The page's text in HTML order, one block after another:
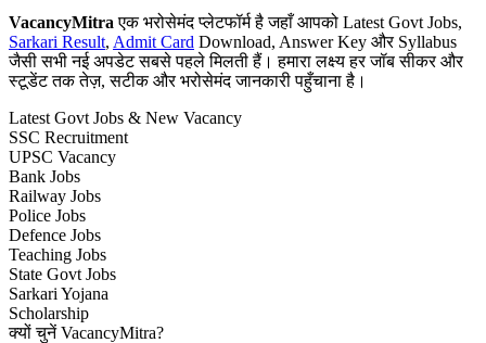
VacancyMitra एक भरोसेमंद प्लेटफॉर्म है जहाँ आपको Latest Govt Jobs,
Sarkari Result, Admit Card Download, Answer Key और Syllabus
जैसी सभी नई अपडेट सबसे पहले मिलती हैं। हमारा लक्ष्य हर जॉब सीकर और
स्टूडेंट तक तेज़, सटीक और भरोसेमंद जानकारी पहुँचाना है।
Latest Govt Jobs & New Vacancy
SSC Recruitment
UPSC Vacancy
Bank Jobs
Railway Jobs
Police Jobs
Defence Jobs
Teaching Jobs
State Govt Jobs
Sarkari Yojana
Scholarship
क्यों चुनें VacancyMitra?